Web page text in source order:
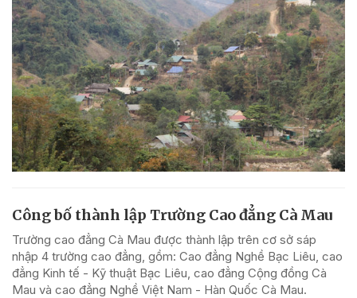
Công bố thành lập Trường Cao đẳng Cà Mau
Trường cao đẳng Cà Mau được thành lập trên cơ sở sáp
nhập 4 trường cao đẳng, gồm: Cao đẳng Nghề Bạc Liêu, cao
đẳng Kinh tế - Kỹ thuật Bạc Liêu, cao đẳng Cộng đồng Cà
Mau và cao đẳng Nghề Việt Nam - Hàn Quốc Cà Mau.